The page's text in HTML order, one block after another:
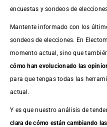
encuestas y sondeos de
Mantente informado con los
sondeos de elecciones. En
momento actual, sino que
cómo han evolucionado las
para que tengas todas las
actual.
Y es que nuestro análisis de
clara de cómo están cambiando